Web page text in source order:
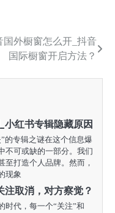
国外橱窗怎么开_抖音
国际橱窗开启方法？
红书专辑隐藏原因
的专辑之谜在这个信息爆
不可或缺的一部分。我们
至打造个人品牌。然而，
现象
取消，对方察觉？
时代，每一个“关注”和